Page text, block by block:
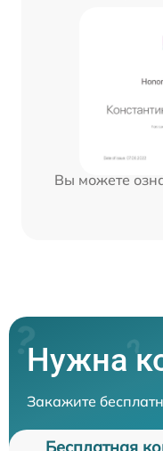
Вы можете
Нужна
Закажите